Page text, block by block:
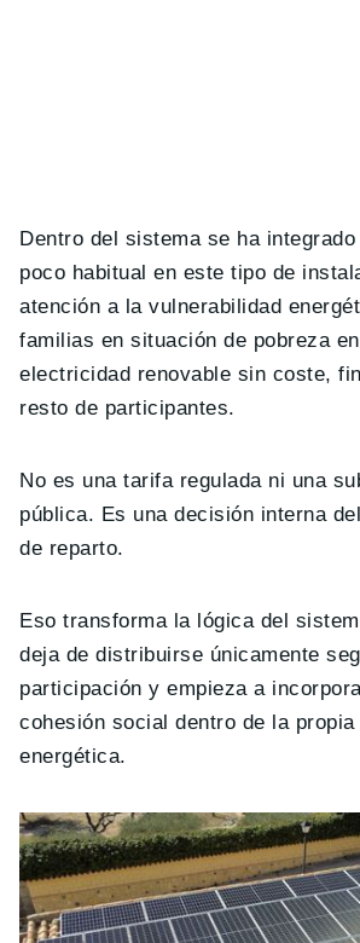
Dentro del sistema se ha
poco habitual en este tipo de
atención a la vulnerabilidad
familias en situación de pobreza
electricidad renovable sin coste,
resto de participantes.
No es una tarifa regulada ni una
pública. Es una decisión interna
de reparto.
Eso transforma la lógica del
deja de distribuirse únicamente
participación y empieza a
cohesión social dentro de la propia
energética.